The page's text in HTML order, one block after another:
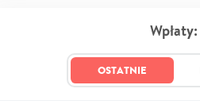
Wpłaty:
OSTATNIE